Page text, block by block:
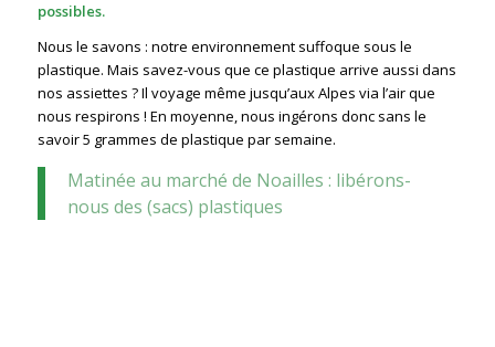
possibles.
Nous le savons : notre environnement suffoque sous le
plastique. Mais savez-vous que ce plastique arrive aussi dans
nos assiettes ? Il voyage même jusqu’aux Alpes via l’air que
nous respirons ! En moyenne, nous ingérons donc sans le
savoir 5 grammes de plastique par semaine.
Matinée au marché de Noailles : libérons-
nous des (sacs) plastiques